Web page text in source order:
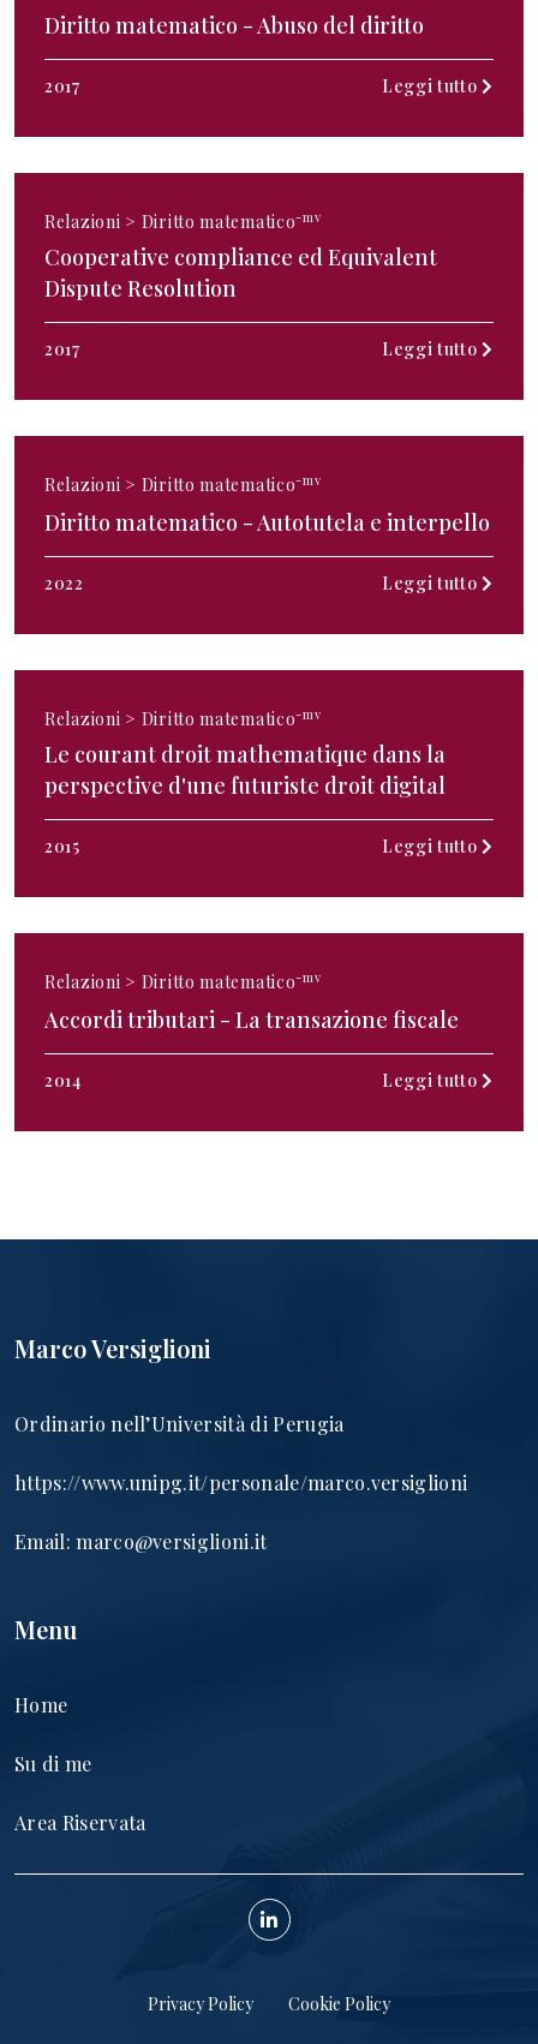
Diritto matematico - Abuso del diritto
2017 Leggi tutto
Relazioni > Diritto matematico-mv
Cooperative compliance ed Equivalent
Dispute Resolution
2017 Leggi tutto
Relazioni > Diritto matematico-mv
Diritto matematico - Autotutela e interpello
2022 Leggi tutto
Relazioni > Diritto matematico-mv
Le courant droit mathematique dans la
perspective d'une futuriste droit digital
2015 Leggi tutto
Relazioni > Diritto matematico-mv
Accordi tributari - La transazione fiscale
2014 Leggi tutto
Marco Versiglioni
Ordinario nell’Università di Perugia
https://www.unipg.it/personale/marco.versiglioni
Email:marco@versiglioni.it
Menu
Home
Su di me
Area Riservata
Privacy Policy Cookie Policy